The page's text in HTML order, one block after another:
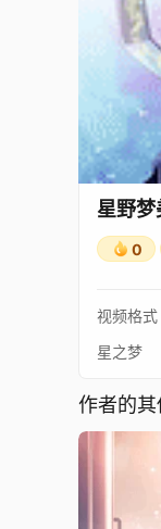
星野
0
视频格式
星之梦
作者的其